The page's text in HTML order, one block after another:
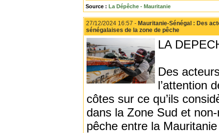
Source : La Dépêche - Mauritanie
27/12/2024 16:57 - Mauritanie-Sénégal : Des
sénégalaises de la zone de pêche
LA
Des
l’attention
côtes sur ce qu’ils
dans la Zone Sud et
pêche entre la